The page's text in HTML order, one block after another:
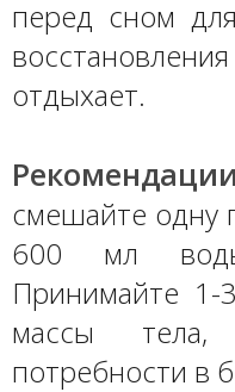
перед сном
отдыхает.
смешайте одну
600 мл
Принимайте
массы тела,
потребности в